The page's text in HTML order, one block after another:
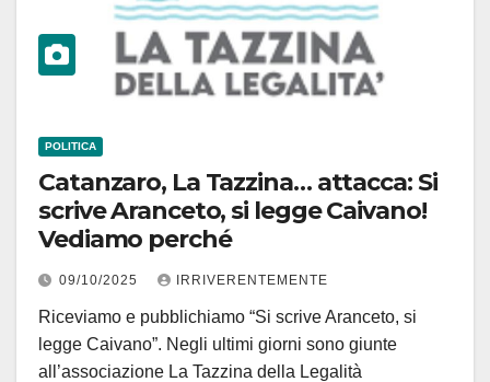
POLITICA
Catanzaro, La Tazzina… attacca: Si
scrive Aranceto, si legge Caivano!
Vediamo perché
09/10/2025 IRRIVERENTEMENTE
Riceviamo e pubblichiamo “Si scrive Aranceto, si
legge Caivano”. Negli ultimi giorni sono giunte
all’associazione La Tazzina della Legalità